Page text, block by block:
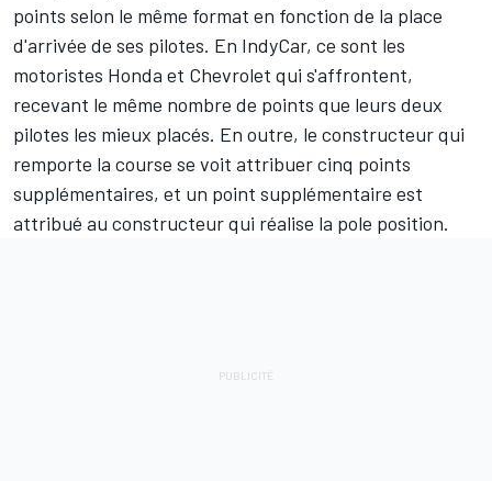
points selon le même format en fonction de la place
d'arrivée de ses pilotes. En IndyCar, ce sont les
motoristes Honda et Chevrolet qui s'affrontent,
recevant le même nombre de points que leurs deux
pilotes les mieux placés. En outre, le constructeur qui
remporte la course se voit attribuer cinq points
supplémentaires, et un point supplémentaire est
attribué au constructeur qui réalise la pole position.